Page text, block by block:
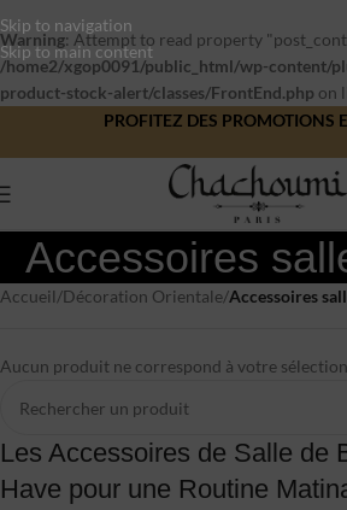
Warning: Attempt to read property
/home2/xgop0091/public_html/wp-content/
product-stock-alert/classes/FrontEnd.php on
Skip to navigation
Skip to main content
PROFITEZ DES PROMOTIONS
Accessoires
Accueil/Décoration Orientale/Accessoires
Aucun produit ne correspond à votre
Les Accessoires de Salle de
Have pour une Routine